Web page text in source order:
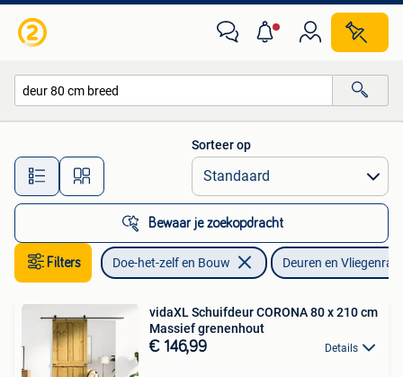
Alle afstanden…
Sorteer op
Bewaar je zoekopdracht
Filters Doe-het-zelf en Bouw Deuren en
vidaXL Schuifdeur CORONA 80 x 210 cm
Massief grenenhout
€ 146,99 Details